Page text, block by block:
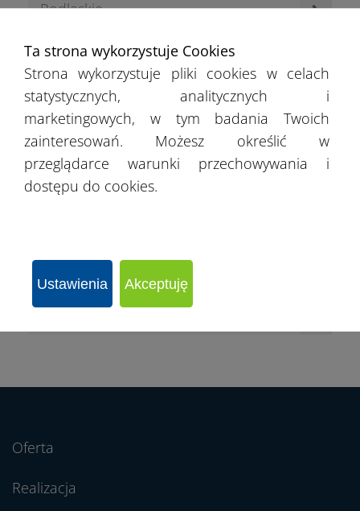
Podlaskie ›
Pomorskie
Śląskie
Świętokrzyskie
Warmińsko-mazurskie
Zachodniopomorskie
Oferta
Realizacja
Ta strona wykorzystuje Cookies
Strona wykorzystuje pliki cookies w celach
statystycznych, analitycznych i
marketingowych, w tym badania Twoich
zainteresowań. Możesz określić w
przeglądarce warunki przechowywania i
dostępu do cookies.
Ustawienia Akceptuję